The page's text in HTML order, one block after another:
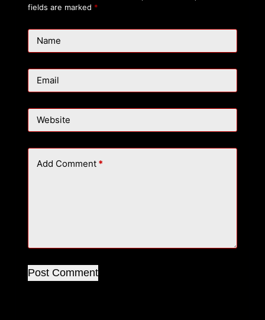
fields are marked *
Name
Email
Website
Add Comment*
Post Comment